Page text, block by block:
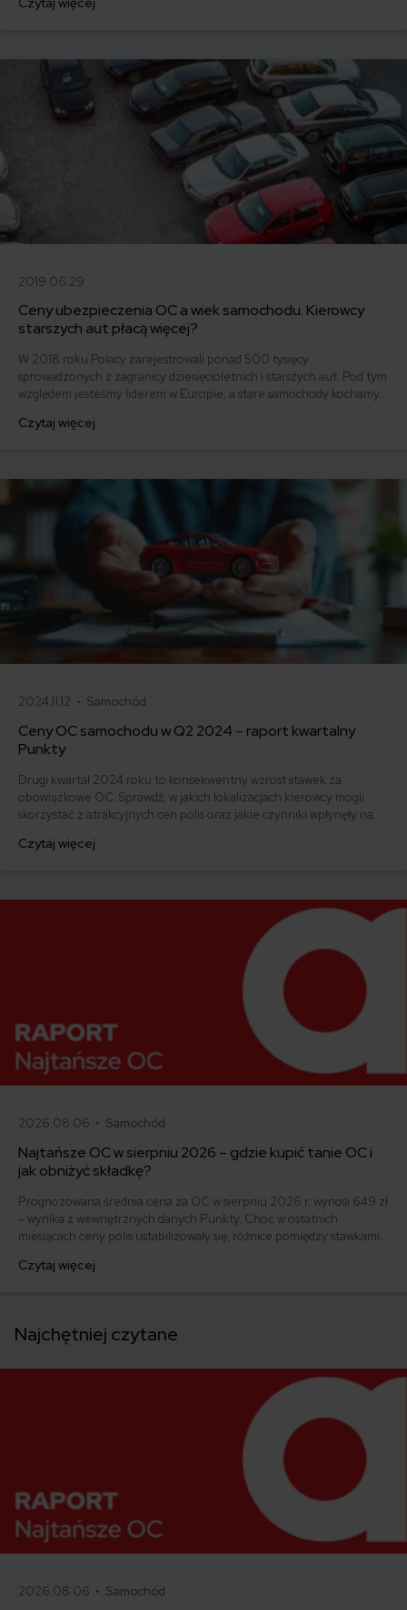
najwięcej, gdzie najmniej i ile kosztuje najtańsza polisa OC po
2019.06.29
Ceny ubezpieczenia OC a wiek samochodu. Kierowcy
starszych aut płacą więcej?
W 2018 roku Polacy zarejestrowali ponad 500 tysięcy
sprowadzonych z zagranicy dziesięcioletnich i starszych aut. Pod tym
względem jesteśmy liderem w Europie, a stare samochody kochamy
Sprawdziliśmy, jak zmieniają się ceny ubezpieczenia OC w zależności
Czytaj więcej
2024.11.12 • Samochód
Ceny OC samochodu w Q2 2024 – raport kwartalny
Punkty
Drugi kwartał 2024 roku to konsekwentny wzrost stawek za
obowiązkowe OC. Sprawdź, w jakich lokalizacjach kierowcy mogli
skorzystać z atrakcyjnych cen polis oraz jakie czynniki wpłynęły na
zachodzą na rynku, pozwoli lepiej zrozumieć aktualną sytuację i
Czytaj więcej
2026.08.06 • Samochód
Najtańsze OC w sierpniu 2026 – gdzie kupić tanie OC i
jak obniżyć składkę?
Prognozowana średnia cena za OC w sierpniu 2026 r. wynosi 649 zł
– wynika z wewnętrznych danych Punkty. Choć w ostatnich
miesiącach ceny polis ustabilizowały się, różnice pomiędzy stawkami
500 zł, inni – powyżej 1500 zł. Gdzie znaleźć najtańsze OC w Polsce
Czytaj więcej
Najchętniej czytane
2026.08.06 • Samochód